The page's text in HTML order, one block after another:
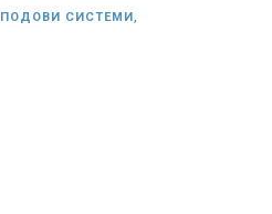
ПОДОВИ СИСТЕМИ,